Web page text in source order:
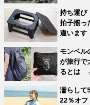
持ち運び
拍子揃っ
違います
モンベル
が旅行で
るとは
濡らして
22％オフ